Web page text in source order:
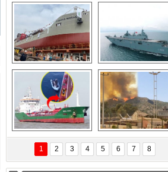
Çeksan Tersanesi,
Başaran Bayrak
tankerini suya
indirdi
TCG Anadolu,
tersane teknik
seyrini tamamladı
Göçmenlerin
imdadına Türk
sahipli MINA DENIZ
yetişti
Milas’taki yangın
yeniden termik
santrallere doğru
ilerliyor
1 2 3 4 5 6 7 8